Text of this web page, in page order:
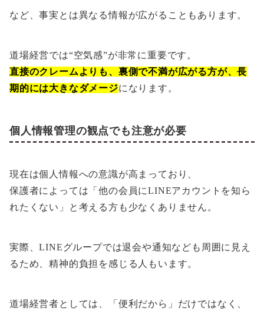
など、事実とは異なる情報が広がることもあります。
道場経営では“空気感”が非常に重要です。
直接のクレームよりも、裏側で不満が広がる方が、長
期的には大きなダメージになります。
個人情報管理の観点でも注意が必要
現在は個人情報への意識が高まっており、
保護者によっては「他の会員にLINEアカウントを知ら
れたくない」と考える方も少なくありません。
実際、LINEグループでは退会や通知なども周囲に見え
るため、精神的負担を感じる人もいます。
道場経営者としては、「便利だから」だけではなく、